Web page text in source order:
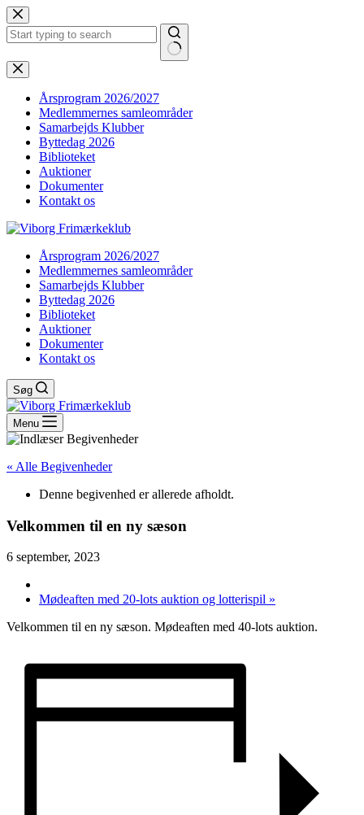
Fortsæt
til
indhold
Ingen
resultater
Årsprogram 2026/2027
Medlemmernes samleområder
Samarbejds Klubber
Byttedag 2026
Biblioteket
Auktioner
Dokumenter
Kontakt os
Årsprogram 2026/2027
Medlemmernes samleområder
Samarbejds Klubber
Byttedag 2026
Biblioteket
Auktioner
Dokumenter
Kontakt os
Søg
Menu
« Alle Begivenheder
Denne begivenhed er allerede afholdt.
Velkommen til en ny sæson
6 september, 2023
Mødeaften med 20-lots auktion og lotterispil »
Velkommen til en ny sæson. Mødeaften med 40-lots auktion.